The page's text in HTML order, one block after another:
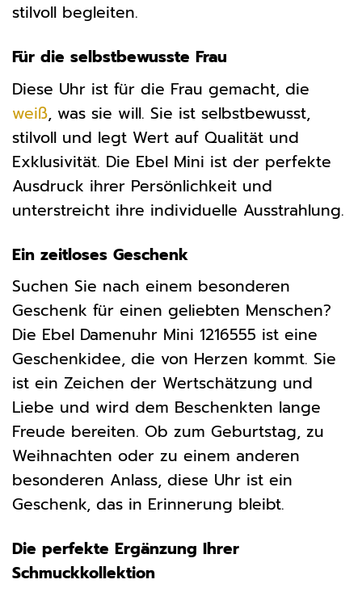
stilvoll begleiten.
Für die selbstbewusste Frau
Diese Uhr ist für die Frau gemacht, die
weiß, was sie will. Sie ist selbstbewusst,
stilvoll und legt Wert auf Qualität und
Exklusivität. Die Ebel Mini ist der perfekte
Ausdruck ihrer Persönlichkeit und
unterstreicht ihre individuelle Ausstrahlung.
Ein zeitloses Geschenk
Suchen Sie nach einem besonderen
Geschenk für einen geliebten Menschen?
Die Ebel Damenuhr Mini 1216555 ist eine
Geschenkidee, die von Herzen kommt. Sie
ist ein Zeichen der Wertschätzung und
Liebe und wird dem Beschenkten lange
Freude bereiten. Ob zum Geburtstag, zu
Weihnachten oder zu einem anderen
besonderen Anlass, diese Uhr ist ein
Geschenk, das in Erinnerung bleibt.
Die perfekte Ergänzung Ihrer
Schmuckkollektion